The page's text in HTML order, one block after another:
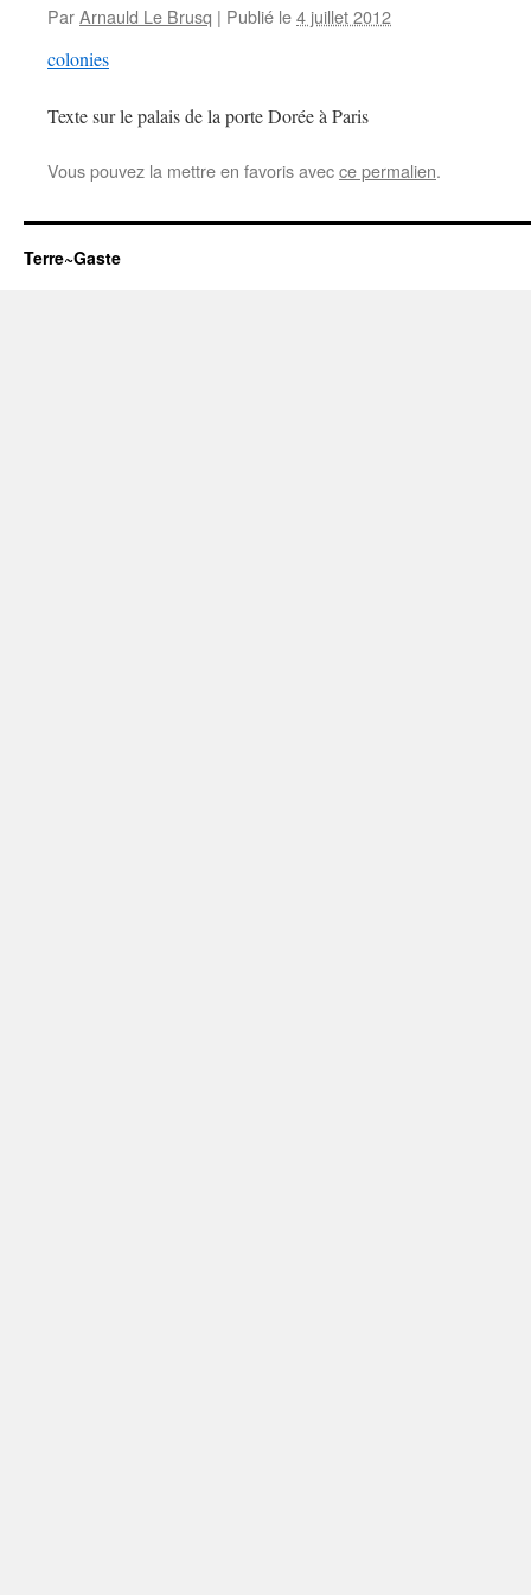
ParArnauld Le Brusq | Publié le4 juillet 2012
colonies
Texte sur le palais de la porte Dorée à Paris
Vous pouvez la mettre en favoris avecce permalien.
Terre~Gaste